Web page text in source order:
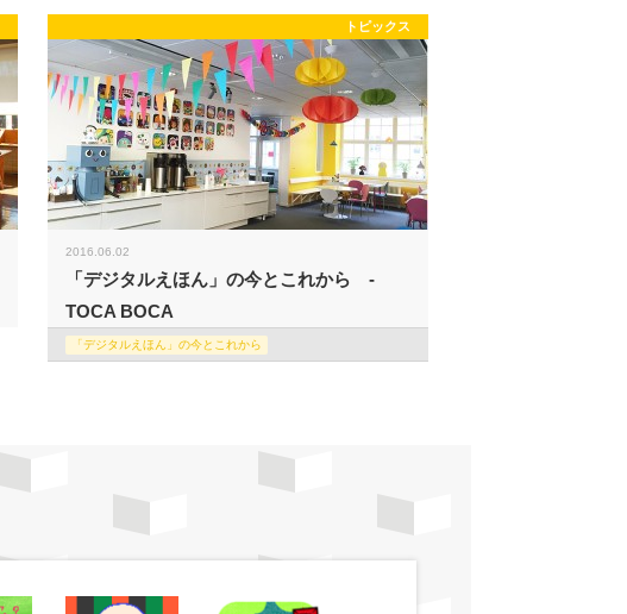
トピックス
2016.06.02
「デジタルえほん」の今とこれから -
TOCA BOCA
「デジタルえほん」の今とこれから